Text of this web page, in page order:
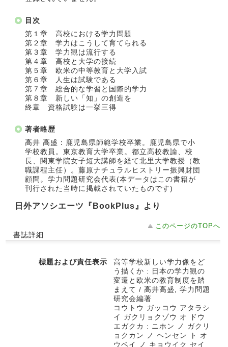
目次
第１章 高校における学力問題
第２章 学力はこうして育てられる
第３章 学力観は流行する
第４章 高校と大学の接続
第５章 欧米の中等教育と大学入試
第６章 人生は試験である
第７章 総合的な学習と国際的学力
第８章 新しい「知」の創造を
終章 資格試験は一挙三得
著者略歴
高井 高盛：鹿児島県師範学校卒業。鹿児島県で小
学校教員。東京教育大学卒業。都立高校教諭、校
長、関東学院女子短大講師を経て北里大学教授（教
職課程主任）。藤原ナチュラルヒストリー振興財団
顧問。学力問題研究会代表(本データはこの書籍が
刊行された当時に掲載されていたものです)
日外アソシエーツ『BookPlus』より
このページのTOPへ
書誌詳細
標題および責任表示
高等学校新しい学力像をど
う描くか : 日本の学力観の
変遷と欧米の教育制度を踏
まえて / 高井高盛, 学力問題
研究会編著
コウトウ ガッコウ アタラシ
イ ガクリョクゾウ オ ドウ
エガクカ : ニホン ノ ガクリ
ョクカン ノ ヘンセン ト オ
ウベイ ノ キョウイク セイ